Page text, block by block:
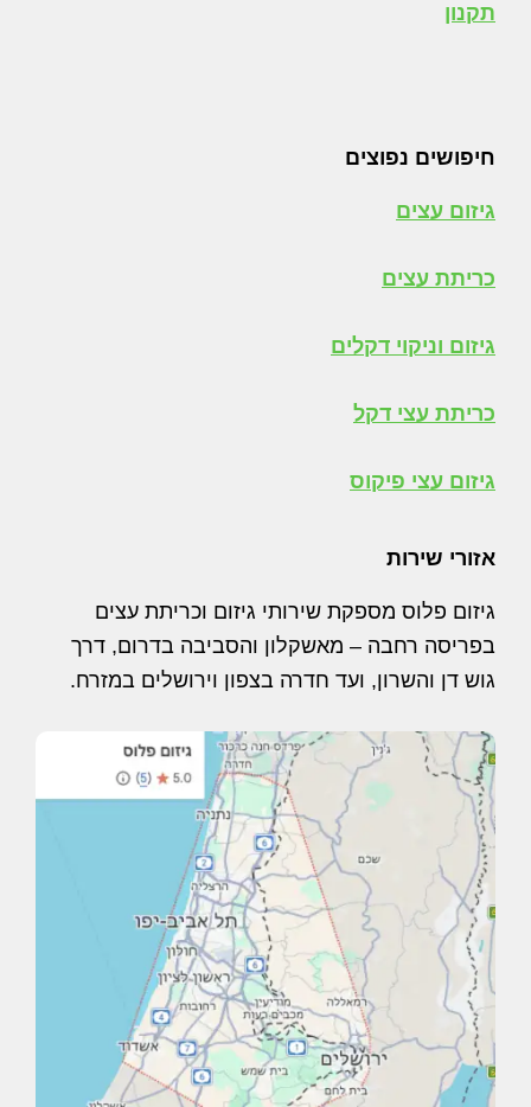
תקנון
חיפושים נפוצים
גיזום עצים
כריתת עצים
גיזום וניקוי דקלים
כריתת עצי דקל
גיזום עצי פיקוס
אזורי שירות
גיזום פלוס מספקת שירותי גיזום וכריתת עצים
בפריסה רחבה – מאשקלון והסביבה בדרום, דרך
גוש דן והשרון, ועד חדרה בצפון וירושלים במזרח.